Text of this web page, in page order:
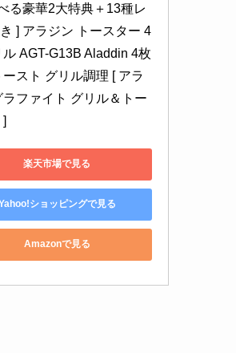
る豪華2大特典＋13種レ
] アラジン トースター 4
ル AGT-G13B Aladdin 4枚
スト グリル調理 [ アラ
ラファイト グリル＆トー
楽天市場で見る
ショッピングで見る
Amazonで見る